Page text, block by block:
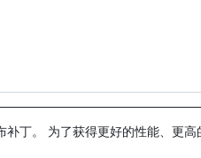
补丁。 为了获得更好的性能、更